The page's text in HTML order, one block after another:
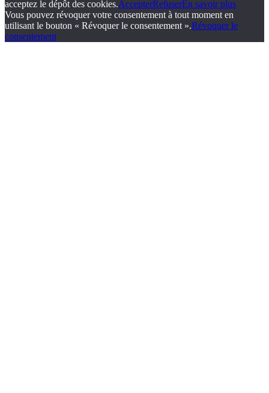
acceptez le dépôt des cookies.AccepterRefuserEn savoir plus
Vous pouvez révoquer votre consentement à tout moment en
utilisant le bouton « Révoquer le consentement ».Révoquer le
consentement